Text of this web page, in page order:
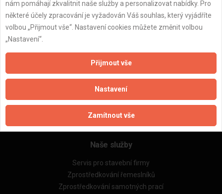
Důležité informace
Zpracování a ochrana osobních údajů
Reference
Naše excelové tabulky online
Naše služby
Servis pro stavební firmy
Zprostředkování řemeslníků
Zprostředkování samotných prací
nám pomáhají zkvalitnit naše služby a personalizovat nabídky. Pro
některé účely zpracování je vyžadován Váš souhlas, který vyjádříte
volbou „Přijmout vše“. Nastavení cookies můžete změnit volbou
„Nastavení“.
Přijmout vše
Nastavení
Zamítnout vše